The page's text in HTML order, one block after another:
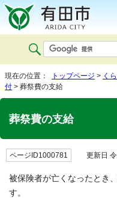
現在の位置： トップページ > く
付 > 葬祭費の支給
葬祭費の支給
ページID1000781 更新日 令
被保険者が亡くなったとき
す。